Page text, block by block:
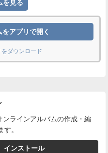
アプリで開く
ダウンロード
ラインアルバムの作成・編
。
インストール